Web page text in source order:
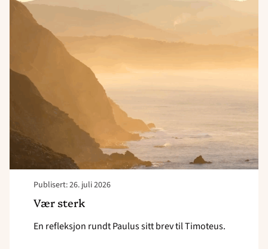
Publisert: 26. juli 2026
Vær sterk
En refleksjon rundt Paulus sitt brev til Timoteus.